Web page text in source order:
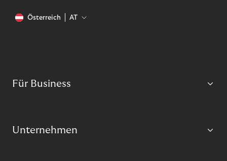
Österreich AT
Für Business
Unternehmen